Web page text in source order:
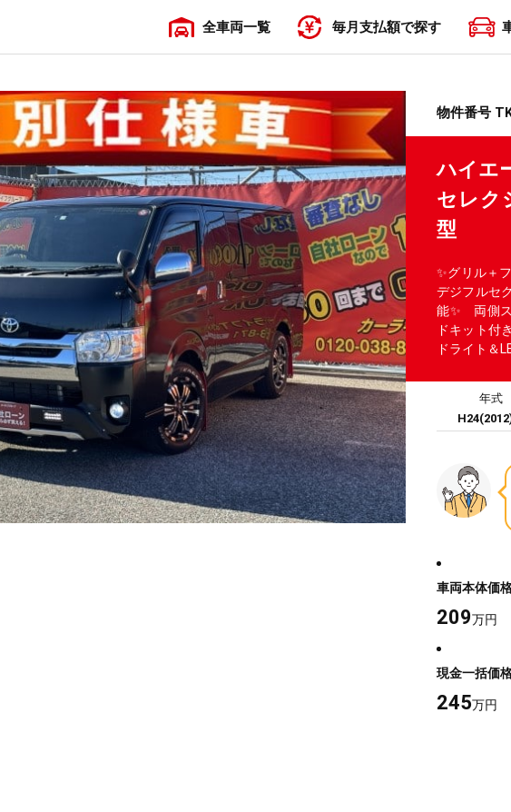
全車両一覧 毎月支払額で探す
物件番号
ハイエ
セレク
型
✨グリル＋
デジフルセ
能✨ 両側
ドキット付
ドライト＆
年式
車両本体価
209万円
現金一括価
245万円